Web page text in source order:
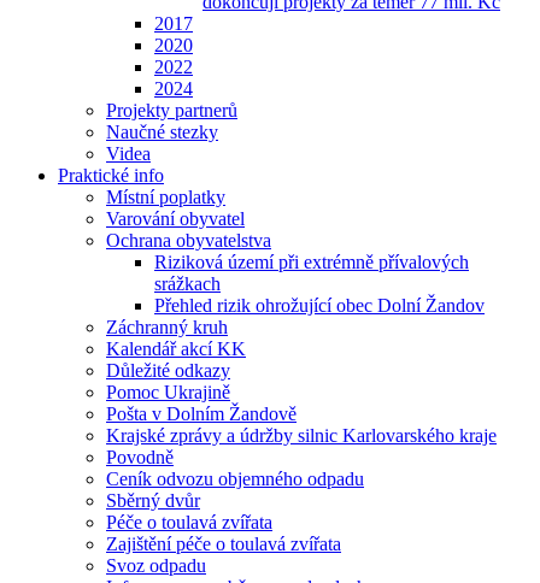
2017
2020
2022
2024
Projekty partnerů
Naučné stezky
Videa
Praktické info
Místní poplatky
Varování obyvatel
Ochrana obyvatelstva
Riziková území při extrémně přívalových
srážkach
Přehled rizik ohrožující obec Dolní Žandov
Záchranný kruh
Kalendář akcí KK
Důležité odkazy
Pomoc Ukrajině
Pošta v Dolním Žandově
Krajské zprávy a údržby silnic Karlovarského kraje
Povodně
Ceník odvozu objemného odpadu
Sběrný dvůr
Péče o toulavá zvířata
Zajištění péče o toulavá zvířata
Svoz odpadu